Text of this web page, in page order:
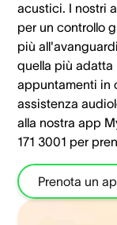
acustici. I nostri
per un controllo
più
quella più adatta
appuntamenti in
assistenza
alla nostra app
171 3001 per
Prenota un